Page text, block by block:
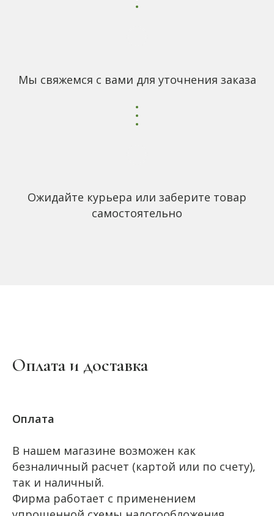
Мы свяжемся с вами для уточнения заказа
Ожидайте курьера или заберите товар
самостоятельно
Оплата и доставка
Оплата
В нашем магазине возможен как
безналичный расчет (картой или по счету),
так и наличный.
Фирма работает с применением